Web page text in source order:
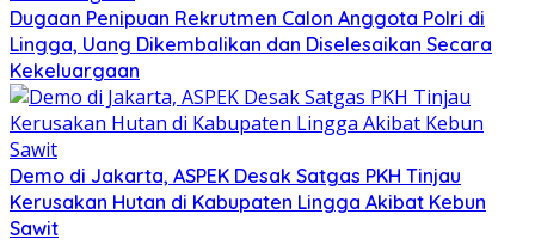
Dugaan Penipuan Rekrutmen Calon Anggota Polri di
Lingga, Uang Dikembalikan dan Diselesaikan Secara
Kekeluargaan
Demo di Jakarta, ASPEK Desak Satgas PKH Tinjau
Kerusakan Hutan di Kabupaten Lingga Akibat Kebun
Sawit